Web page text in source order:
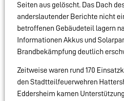
Seiten aus gelöscht. Das Dach
anderslautender Berichte nicht
betroffenen Gebäudeteil lagern
Informationen Akkus und
Brandbekämpfung deutlich
Zeitweise waren rund 170
den Stadtteilfeuerwehren
Eddersheim kamen